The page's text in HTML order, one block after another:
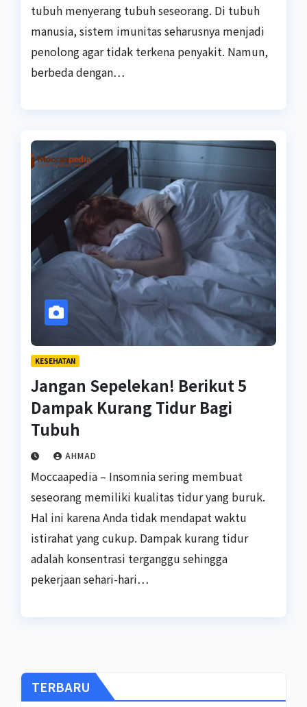
tubuh menyerang tubuh seseorang. Di tubuh
manusia, sistem imunitas seharusnya menjadi
penolong agar tidak terkena penyakit. Namun,
berbeda dengan…
KESEHATAN
Jangan Sepelekan! Berikut 5
Dampak Kurang Tidur Bagi
Tubuh
AHMAD
Moccaapedia – Insomnia sering membuat
seseorang memiliki kualitas tidur yang buruk.
Hal ini karena Anda tidak mendapat waktu
istirahat yang cukup. Dampak kurang tidur
adalah konsentrasi terganggu sehingga
pekerjaan sehari-hari…
TERBARU